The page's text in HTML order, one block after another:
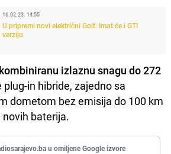
16.02.23. 14:55
U pripremi novi električni Golf: Imat će i GTI
verziju
kombiniranu izlaznu snagu do 272
in hibride, zajedno sa
dometom bez emisija do 100 km
baterija.
u omiljene Google izvore